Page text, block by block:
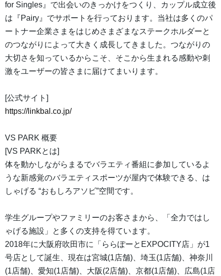
for Singles』で出会いのきっかけをつくり、カップル成立後
は『Pairy』でサポートを行っております。当社は多くのパ
ートナー企業さまをはじめさまざまなステークホルダーと
のつながりによって大きく成長してきました。つながりの
大切さを知っているからこそ、そこから生まれる感動や刺
激をユーザーの皆さまに届けてまいります。
[公式サイト]
https://linkbal.co.jp/
VS PARK 概要
[VS PARKとは]
体を動かしながらまるでバラエティ番組に参加しているよ
うな新感覚のバラエティスポーツが屋内で体験できる、は
しゃげる “おもしろアソビ”空間です。
学生グループやファミリーのお客さまから、「全力ではし
ゃげる施設」と多くの支持を得ています。
2018年に大阪府吹田市に「ららぽーとEXPOCITY店」が1
号店として誕生、現在は宮城(1店舗)、埼玉(1店舗)、神奈川
(1店舗)、愛知(1店舗)、大阪(2店舗)、京都(1店舗)、広島(1店